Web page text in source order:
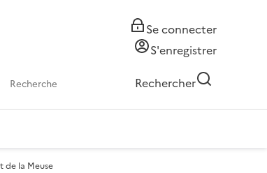
Se connecter
S'enregistrer
Rechercher
de la Meuse